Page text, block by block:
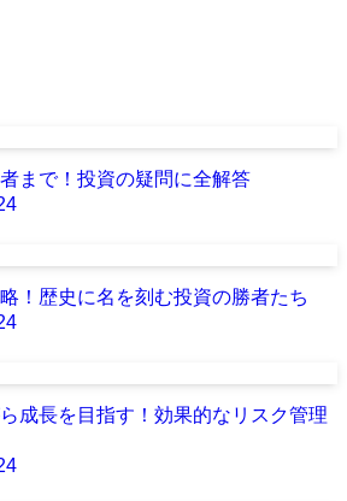
まで！投資の疑問に全解答
！歴史に名を刻む投資の勝者たち
成長を目指す！効果的なリスク管理